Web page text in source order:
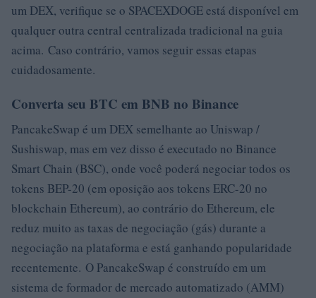
um DEX, verifique se o SPACEXDOGE está disponível em
qualquer outra central centralizada tradicional na guia
acima. Caso contrário, vamos seguir essas etapas
cuidadosamente.
Converta seu BTC em BNB no Binance
PancakeSwap é um DEX semelhante ao Uniswap /
Sushiswap, mas em vez disso é executado no Binance
Smart Chain (BSC), onde você poderá negociar todos os
tokens BEP-20 (em oposição aos tokens ERC-20 no
blockchain Ethereum), ao contrário do Ethereum, ele
reduz muito as taxas de negociação (gás) durante a
negociação na plataforma e está ganhando popularidade
recentemente. O PancakeSwap é construído em um
sistema de formador de mercado automatizado (AMM)